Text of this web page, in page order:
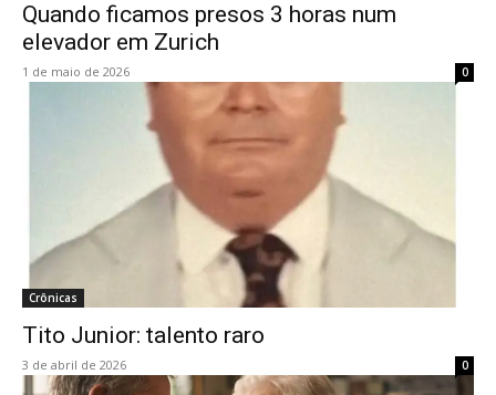
Quando ficamos presos 3 horas num
elevador em Zurich
1 de maio de 2026 0
Crônicas
Tito Junior: talento raro
3 de abril de 2026 0